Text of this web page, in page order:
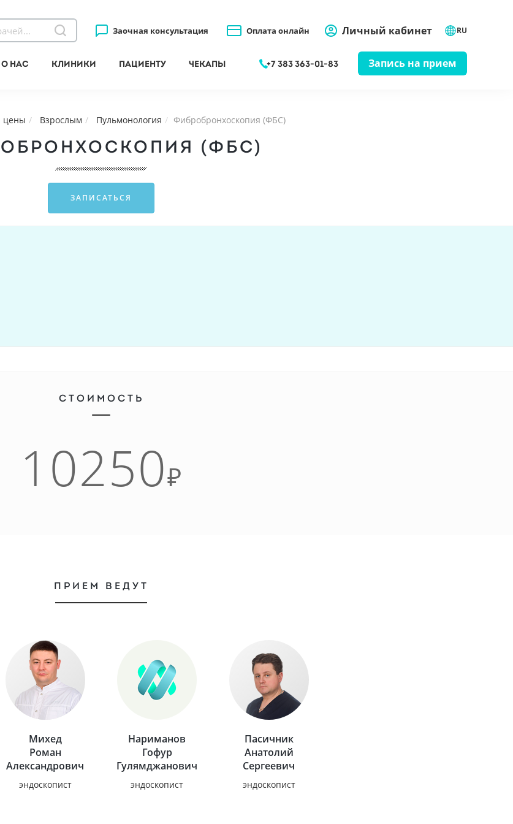
Заочная консультация Оплата онлайн Личный кабинет RU
О нас Клиники Пациенту Чекапы +7 383 363-01-83 Запись на прием
цены Взрослым Пульмонология Фибробронхоскопия (ФБС)
(ФБС)
ЗАПИСАТЬСЯ
СТОИМОСТЬ
10250₽
ПРИЕМ ВЕДУТ
Михед
Роман
Александрович
эндоскопист
Нариманов
Гофур
Гулямджанович
эндоскопист
Пасичник
Анатолий
Сергеевич
эндоскопист